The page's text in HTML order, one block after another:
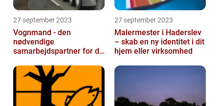
27 september 2023
Vognmand - den
nødvendige
samarbejdspartner for dit
27 september 2023
Malermester i Haderslev
– skab en ny identitet i dit
hjem eller virksomhed